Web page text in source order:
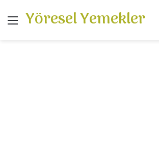
Menü
Yöresel Yemekler